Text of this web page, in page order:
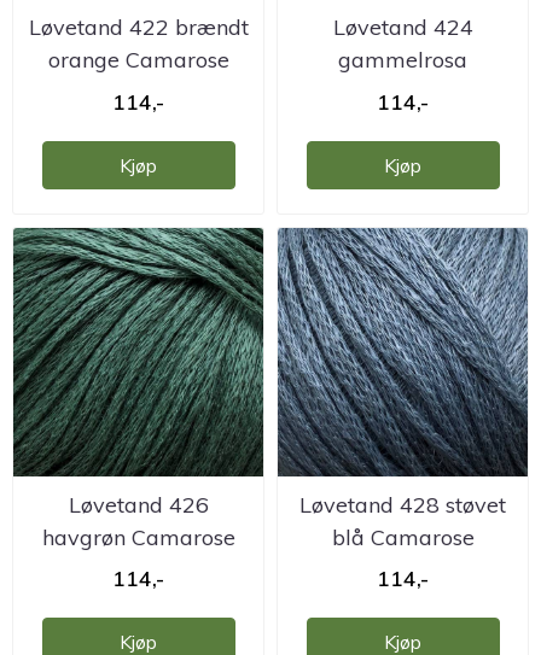
Løvetand 422 brændt
orange Camarose
114,-
Kjøp
Løvetand 424
gammelrosa
Camarose
114,-
Kjøp
Løvetand 426
havgrøn Camarose
114,-
Kjøp
Løvetand 428 støvet
blå Camarose
114,-
Kjøp